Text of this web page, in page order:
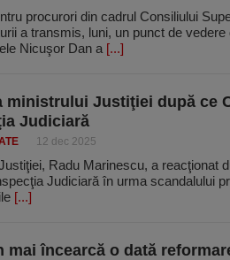
procurori din cadrul Consiliului
a transmis, luni, un punct de vedere
Nicuşor Dan a [...]
ministrului Justiţiei după ce
Judiciară
12 dec 2025
Radu Marinescu, a reacţionat
Judiciară în urma scandalului
[...]
mai încearcă o dată